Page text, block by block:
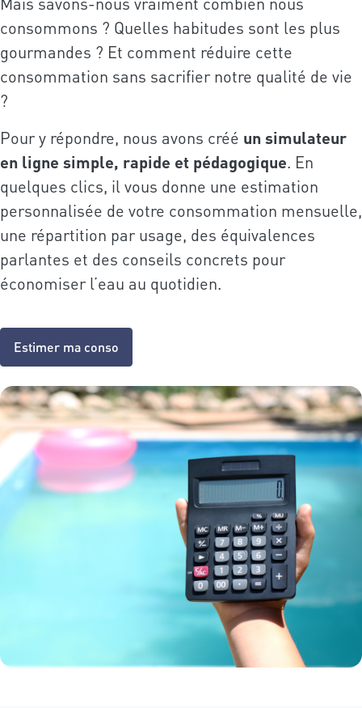
consommons ? Quelles habitudes sont les plus
gourmandes ? Et comment réduire cette
consommation sans sacrifier notre qualité de vie
?
Pour y répondre, nous avons créé un simulateur
en ligne simple, rapide et pédagogique. En
quelques clics, il vous donne une estimation
personnalisée de votre consommation mensuelle,
une répartition par usage, des équivalences
parlantes et des conseils concrets pour
économiser l’eau au quotidien.
Estimer ma conso